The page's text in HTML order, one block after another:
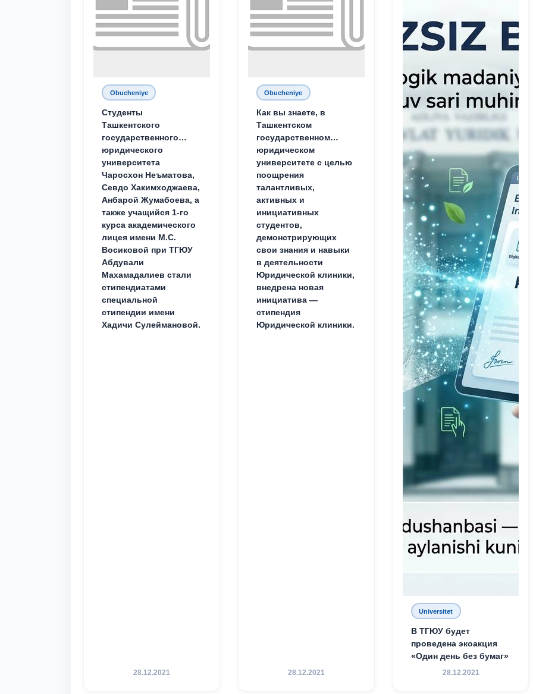
Obucheniye
Студенты
Ташкентского
государственного
юридического
университета
Чаросхон Неъматова,
Севдо Хакимходжаева,
Анбарой Жумабоева, а
также учащийся 1-го
курса академического
лицея имени М.С.
Восиковой при ТГЮУ
Абдували
Махамадалиев стали
стипендиатами
специальной
стипендии имени
Хадичи Сулеймановой.
28.12.2021
Obucheniye
Как вы знаете, в
Ташкентском
государственном
юридическом
университете с целью
поощрения
талантливых,
активных и
инициативных
студентов,
демонстрирующих
свои знания и навыки
в деятельности
Юридической клиники,
внедрена новая
инициатива —
стипендия
Юридической клиники.
28.12.2021
Universitet
В ТГЮУ будет
проведена экоакция
«Один день без бумаг»
28.12.2021